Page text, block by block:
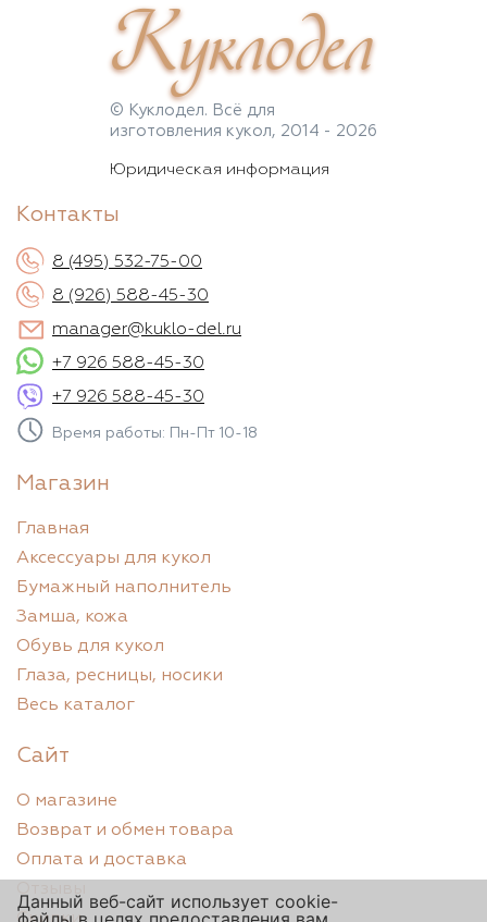
Куклодел
© Куклодел. Всё для
изготовления кукол, 2014 - 2026
Юридическая информация
Контакты
8 (495) 532-75-00
8 (926) 588-45-30
manager@kuklo-del.ru
+7 926 588-45-30
+7 926 588-45-30
Время работы: Пн-Пт 10-18
Магазин
Главная
Аксессуары для кукол
Бумажный наполнитель
Замша, кожа
Обувь для кукол
Глаза, ресницы, носики
Весь каталог
Сайт
О магазине
Возврат и обмен товара
Оплата и доставка
Данный веб-сайт использует cookie-